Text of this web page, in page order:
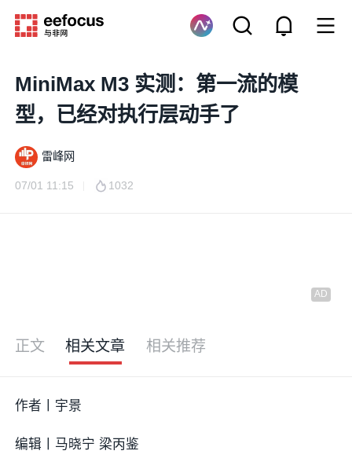
MiniMax M3 实测：第一流的模
型，已经对执行层动手了
雷峰网
07/01 11:15 1032
正文 相关文章 相关推荐
作者丨宇景
编辑丨马晓宁 梁丙鉴